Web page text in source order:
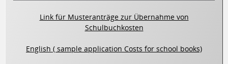
Link für Musteranträge zur Übernahme von
Schulbuchkosten
English ( sample application Costs for school books)